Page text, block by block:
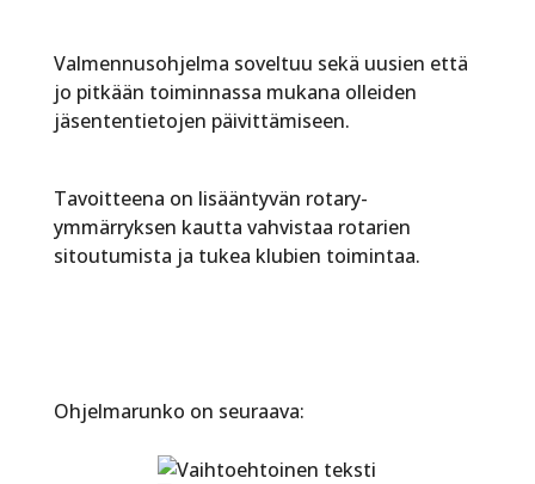
Valmennusohjelma soveltuu sekä uusien että
jo pitkään toiminnassa mukana olleiden
jäsententietojen päivittämiseen.
Tavoitteena on lisääntyvän rotary-
ymmärryksen kautta vahvistaa rotarien
sitoutumista ja tukea klubien toimintaa.
Ohjelmarunko on seuraava: